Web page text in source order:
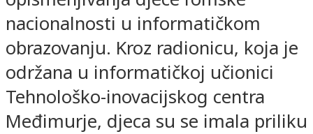
nacionalnosti u informatičkom
obrazovanju. Kroz radionicu, koja je
održana u informatičkoj učionici
Tehnološko-inovacijskog centra
Međimurje, djeca su se imala priliku